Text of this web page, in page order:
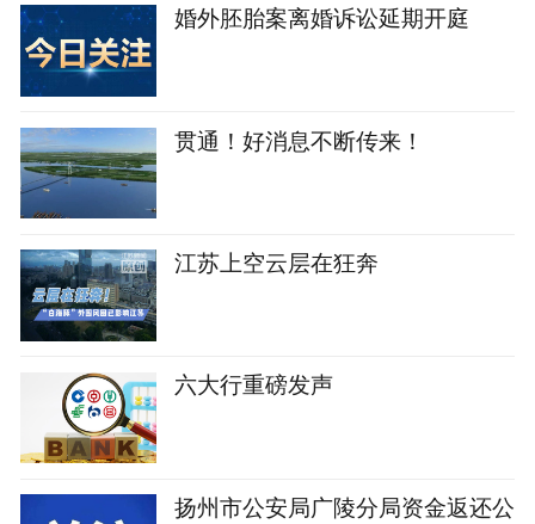
婚外胚胎案离婚诉讼延期开庭
贯通！好消息不断传来！
江苏上空云层在狂奔
六大行重磅发声
扬州市公安局广陵分局资金返还公